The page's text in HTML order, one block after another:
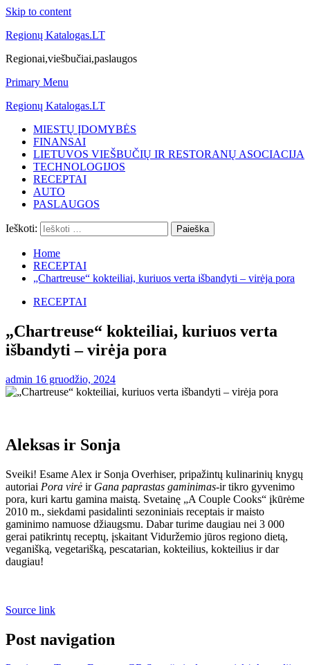
Skip to content
Regionų Katalogas.LT
Regionai,viešbučiai,paslaugos
Primary Menu
Regionų Katalogas.LT
MIESTŲ ĮDOMYBĖS
FINANSAI
LIETUVOS VIEŠBUČIŲ IR RESTORANŲ ASOCIACIJA
TECHNOLOGIJOS
RECEPTAI
AUTO
PASLAUGOS
Ieškoti:
Home
RECEPTAI
„Chartreuse“ kokteiliai, kuriuos verta išbandyti – virėja pora
RECEPTAI
„Chartreuse“ kokteiliai, kuriuos verta
išbandyti – virėja pora
admin 16 gruodžio, 2024
Aleksas ir Sonja
Sveiki! Esame Alex ir Sonja Overhiser, pripažintų kulinarinių knygų
autoriai Pora virė ir Gana paprastas gaminimas-ir tikro gyvenimo
pora, kuri kartu gamina maistą. Svetainę „A Couple Cooks“ įkūrėme
2010 m., siekdami pasidalinti sezoniniais receptais ir maisto
gaminimo namuose džiaugsmu. Dabar turime daugiau nei 3 000
gerai patikrintų receptų, įskaitant Viduržemio jūros regiono dietą,
veganišką, vegetarišką, pescatarian, kokteilius, kokteilius ir dar
daugiau!
Source link
Post navigation